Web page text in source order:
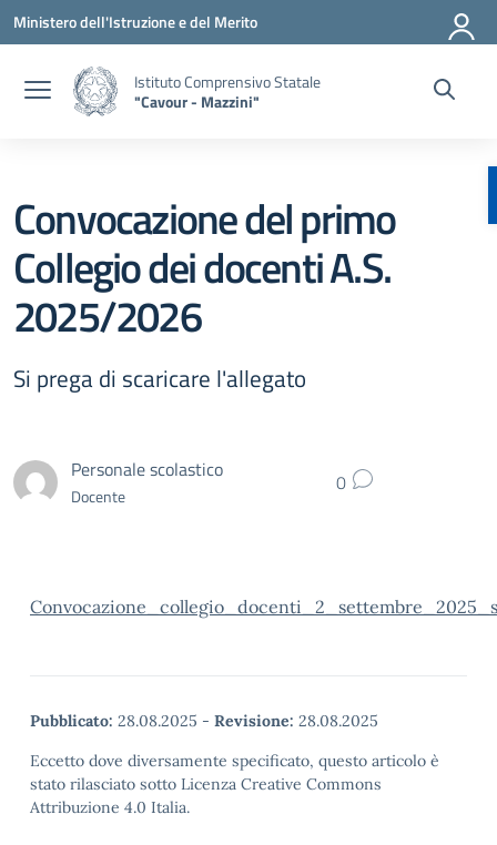
Vai ai contenuti
Vai al menu di navigazione
Vai al footer
Ministero dell'Istruzione e del Merito
Istituto Comprensivo Statale
"Cavour - Mazzini"
Convocazione del primo
Collegio dei docenti A.S.
2025/2026
Si prega di scaricare l'allegato
Personale scolastico
Docente 0
Pubblicato: 28.08.2025 - Revisione: 28.08.2025
Eccetto dove diversamente specificato, questo articolo è
stato rilasciato sotto Licenza Creative Commons
Attribuzione 4.0 Italia.